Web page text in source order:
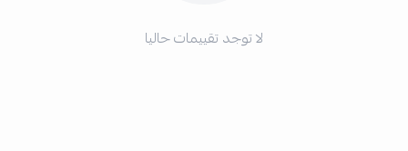
لا توجد تقييمات حاليا